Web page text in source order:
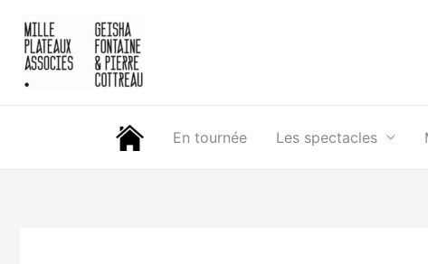
contenu
En tournée Les spectacles